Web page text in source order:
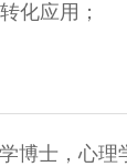
化应用；
博士，心理